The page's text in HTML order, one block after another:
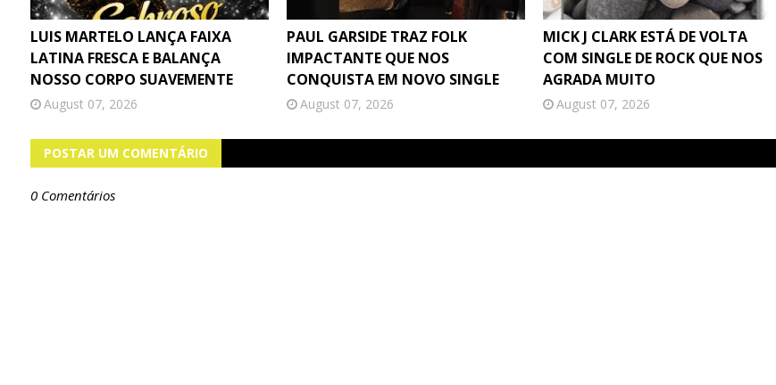
LUIS MARTELO LANÇA FAIXA
LATINA FRESCA E BALANÇA
NOSSO CORPO SUAVEMENTE
August 07, 2026
PAUL GARSIDE TRAZ FOLK
IMPACTANTE QUE NOS
CONQUISTA EM NOVO SINGLE
August 07, 2026
MICK J CLARK ESTÁ DE VOLTA
COM SINGLE DE ROCK QUE NOS
AGRADA MUITO
August 07, 2026
POSTAR UM COMENTÁRIO
0 Comentários